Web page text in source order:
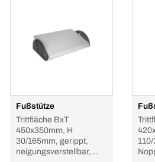
Fußstütze
Trittfläche BxT
450x350mm, H
30/165mm, gerippt,
neigungsverstellbar,